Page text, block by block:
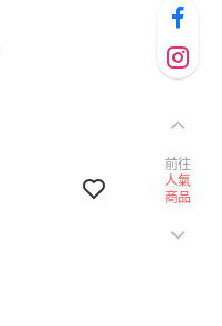
前往
人氣
商品